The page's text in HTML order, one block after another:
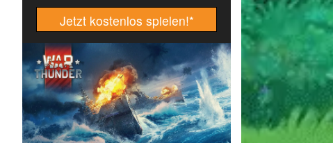
Jetzt kostenlos spielen!*